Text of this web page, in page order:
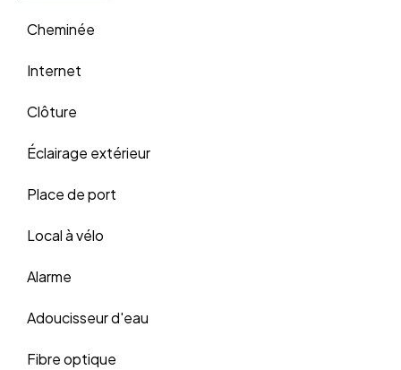
Cheminée
Internet
Clôture
Éclairage extérieur
Place de port
Local à vélo
Alarme
Adoucisseur d'eau
Fibre optique